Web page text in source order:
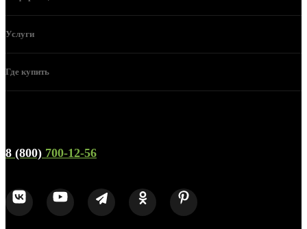
Услуги
Где купить
8 (800) 700-12-56